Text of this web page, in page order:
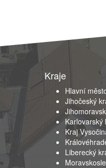
Kraje
Hlavní
Jihočeský
Karlovarský
Kraj
Liberecký